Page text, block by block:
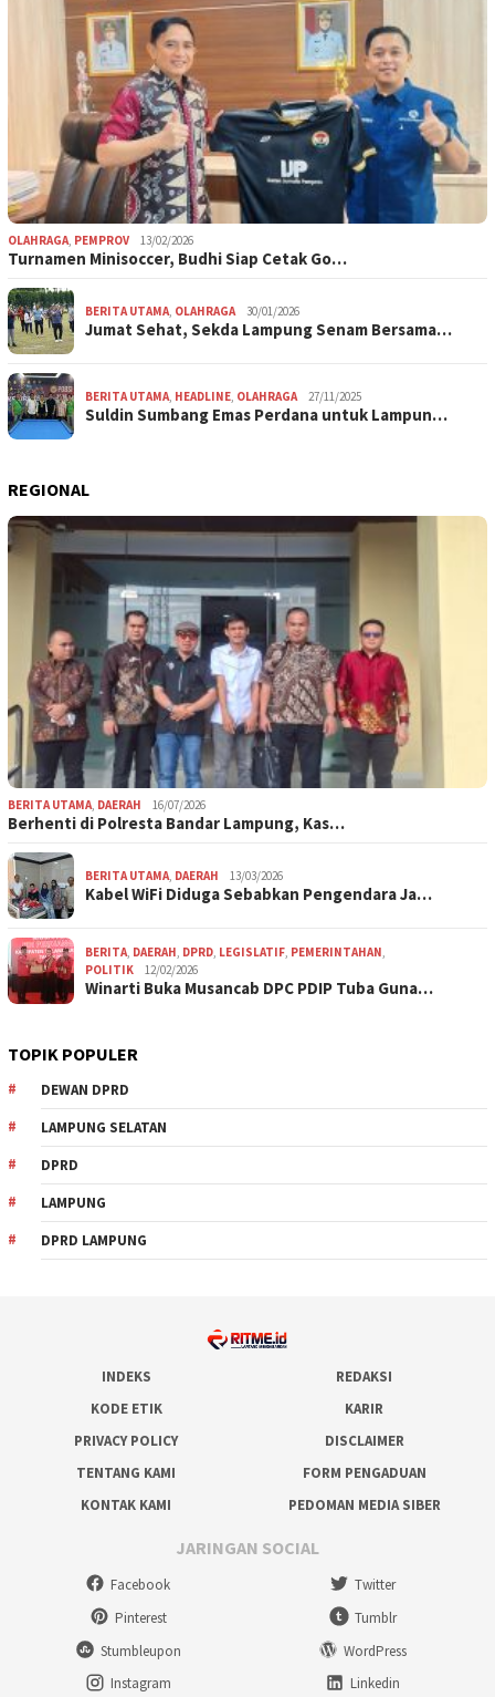
OLAHRAGA, PEMPROV 13/02/2026
Turnamen Minisoccer, Budhi Siap Cetak Go…
BERITA UTAMA, OLAHRAGA 30/01/2026
Jumat Sehat, Sekda Lampung Senam Bersama…
BERITA UTAMA, HEADLINE, OLAHRAGA 27/11/2025
Suldin Sumbang Emas Perdana untuk Lampun…
REGIONAL
BERITA UTAMA, DAERAH 16/07/2026
Berhenti di Polresta Bandar Lampung, Kas…
BERITA UTAMA, DAERAH 13/03/2026
Kabel WiFi Diduga Sebabkan Pengendara Ja…
BERITA, DAERAH, DPRD, LEGISLATIF, PEMERINTAHAN,
POLITIK
12/02/2026
Winarti Buka Musancab DPC PDIP Tuba Guna…
TOPIK POPULER
DEWAN DPRD
LAMPUNG SELATAN
DPRD
LAMPUNG
DPRD LAMPUNG
INDEKS
REDAKSI
KODE ETIK
KARIR
PRIVACY POLICY
DISCLAIMER
TENTANG KAMI
FORM PENGADUAN
KONTAK KAMI
PEDOMAN MEDIA SIBER
JARINGAN SOCIAL
Facebook
Twitter
Pinterest
Tumblr
Stumbleupon
WordPress
Instagram
Linkedin